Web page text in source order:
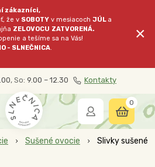
zákazníci,
že v SOBOTY v mesiacochJÚL a
ZELOVOCU ZATVORENÁ.
a tešíme sa na Vás!
- SLNEČNICA.
×
, So: 9.00 – 12.30 Kontakty
0
Sušené ovocie
Slivky sušené